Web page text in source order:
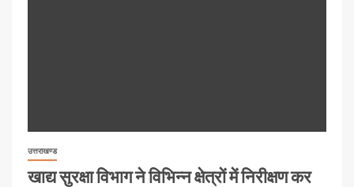
उत्तराखण्ड
खाद्य सुरक्षा विभाग ने विभिन्न क्षेत्रों में निरीक्षण कर